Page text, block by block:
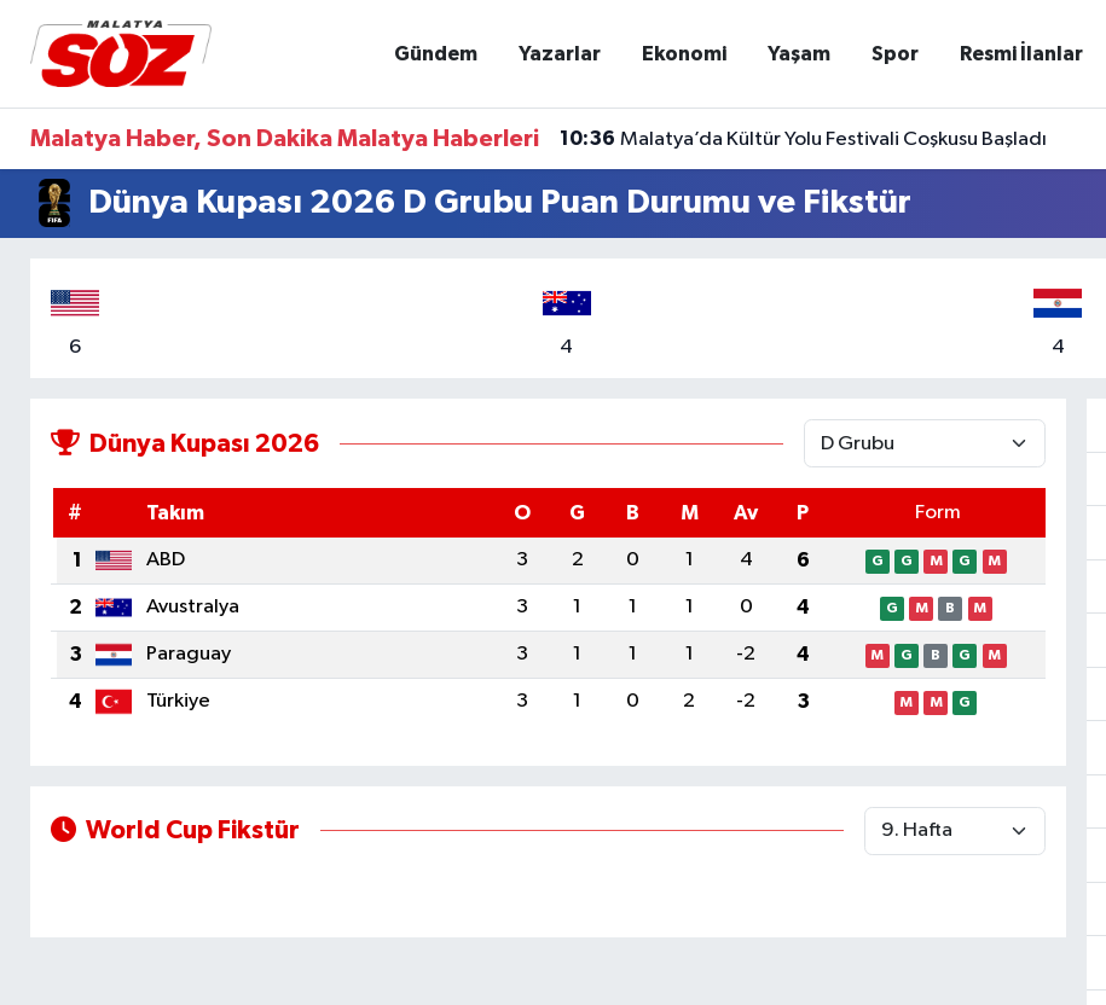
Gündem Yazarlar Ekonomi Yaşam Spor Resmi İlanlar
Malatya Haber, Son Dakika Malatya Haberleri 10:36 Malatya’da Kültür Yolu Festivali Coşkusu Başladı
Dünya Kupası 2026 D Grubu Puan Durumu ve Fikstür
6 4 4
Dünya Kupası 2026
# Takım O G B M Av P Form
1 ABD 3 2 0 1 4 6 G G M G M
2 Avustralya 3 1 1 1 0 4 G M B M
3 Paraguay 3 1 1 1 -2 4 M G B G M
4 Türkiye 3 1 0 2 -2 3 M M G
World Cup Fikstür
Asayiş
Bilim & Teknoloji
Dünya
Ekonomi
Kültür & Sanat
Resmi İlanlar
Sağlık
Seri İlan
Siyaset
Yaşam
Malatya Nöbetçi Eczaneler
Malatya Hava Durumu
Malatya Namaz Vakitleri
Süper Lig Puan Durumu ve Fikstür
Son Dakika Haberleri
Haber Arşivi